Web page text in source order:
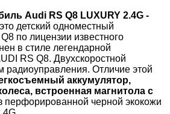
Audi RS Q8 LUXURY 2.4G -
детский одноместный
по лицензии известного
в стиле легендарной
RS Q8. Двухскоростной
радиоуправления. Отличие этой
аккумулятор,
встроенная магнитола с
перфорированной черной экокожи